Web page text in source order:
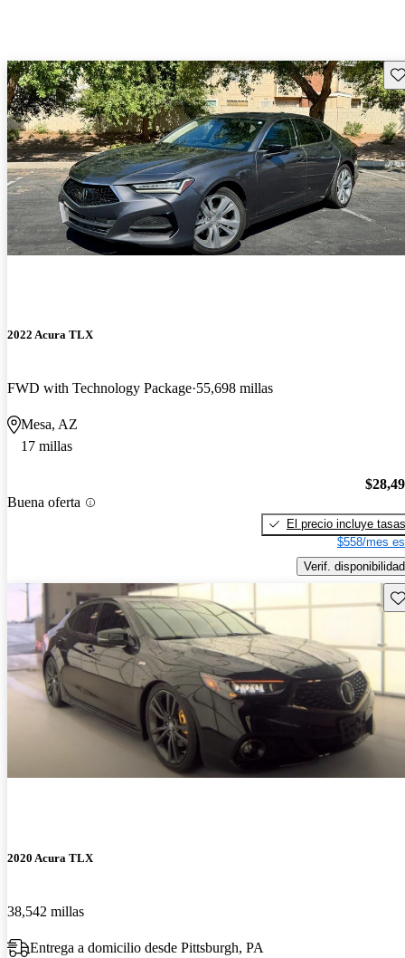
2022 Acura TLX
FWD with Technology Package 55,698 millas
Mesa, AZ
17 millas
Buena oferta
El precio incluye tasas
$558/mes
Verif. disponibilidad
2020 Acura TLX
38,542 millas
Entrega a domicilio desde Pittsburgh, PA